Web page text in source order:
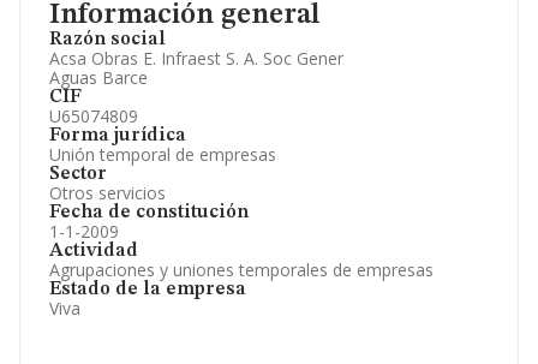
Información general
Razón social
Acsa Obras E. Infraest S. A. Soc Gener
Aguas Barce
CIF
U65074809
Forma jurídica
Unión temporal de empresas
Sector
Otros servicios
Fecha de constitución
1-1-2009
Actividad
Agrupaciones y uniones temporales de empresas
Estado de la empresa
Viva
Artículos de prensa publicados sobre la empresa.
Información oficial y registral complementaria.